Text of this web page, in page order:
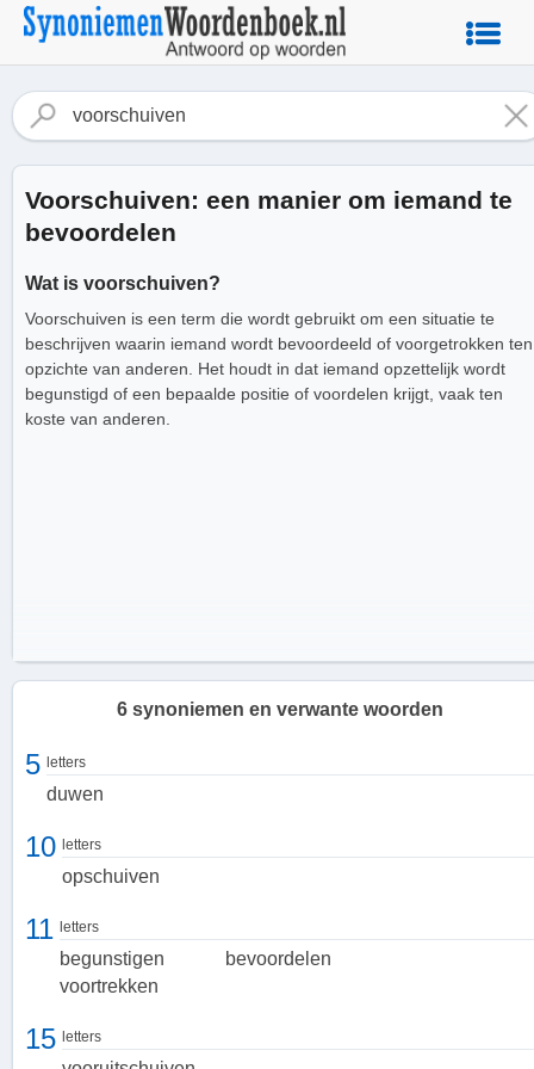
Voorschuiven: een manier om iemand te
bevoordelen
Wat is voorschuiven?
Voorschuiven is een term die wordt gebruikt om een situatie te
beschrijven waarin iemand wordt bevoordeeld of voorgetrokken ten
opzichte van anderen. Het houdt in dat iemand opzettelijk wordt
begunstigd of een bepaalde positie of voordelen krijgt, vaak ten
koste van anderen.
Voorschuiven kan plaatsvinden in verschillende contexten, zoals bij
6 synoniemen en verwante woorden
5 letters
duwen
10 letters
opschuiven
11 letters
begunstigen
bevoordelen
voortrekken
15 letters